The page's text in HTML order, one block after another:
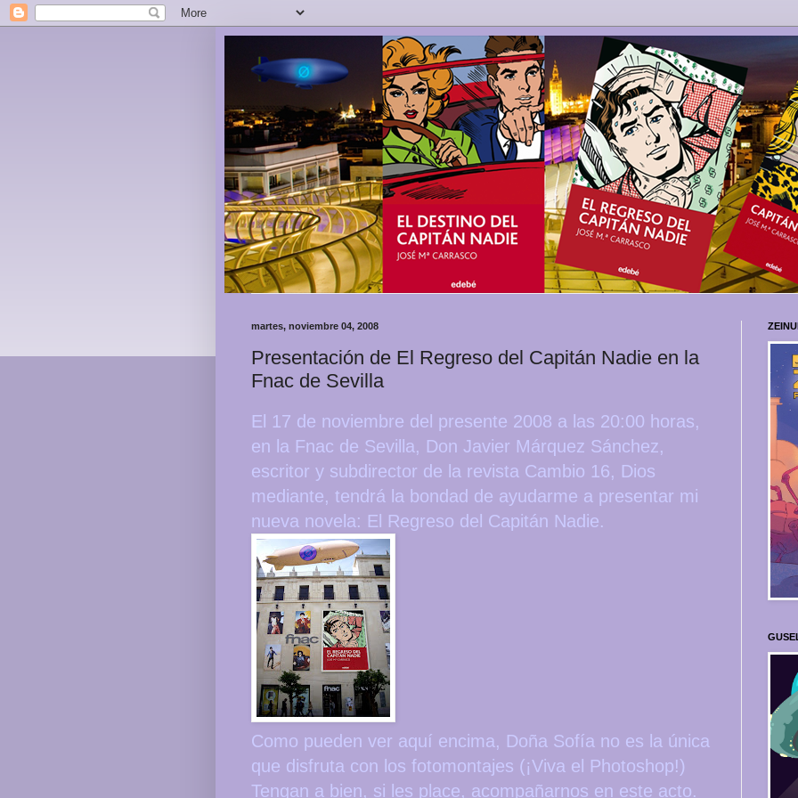
martes, noviembre 04, 2008
Presentación de El Regreso del Capitán Nadie en la
Fnac de Sevilla
El 17 de noviembre del presente 2008 a las 20:00 horas,
en la Fnac de Sevilla, Don Javier Márquez Sánchez,
escritor y subdirector de la revista Cambio 16, Dios
mediante, tendrá la bondad de ayudarme a presentar mi
nueva novela: El Regreso del Capitán Nadie.
Como pueden ver aquí encima, Doña Sofía no es la única
que disfruta con los fotomontajes (¡Viva el Photoshop!)
Tengan a bien, si les place, acompañarnos en este acto.